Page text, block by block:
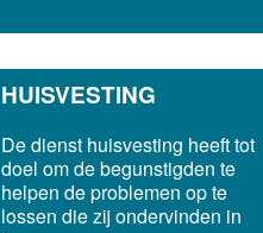
HUISVESTING
De dienst huisvesting heeft tot
doel om de begunstigden te
helpen de problemen op te
lossen die zij ondervinden in